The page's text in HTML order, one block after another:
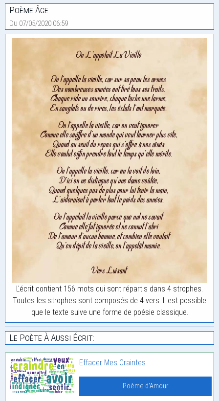
Poème Âge
Du 07/05/2020 06:59
L'écrit contient 156 mots qui sont répartis dans 4 strophes.
Toutes les strophes sont composés de 4 vers. Il est possible
que le texte suive une forme de poésie classique.
Le Poète À Aussi Écrit:
Effacer Mes Craintes
Poème d'Amour